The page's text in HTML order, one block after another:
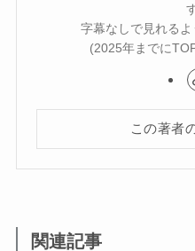
字幕なしで見れる
(2025年までに
この著者
関連記事